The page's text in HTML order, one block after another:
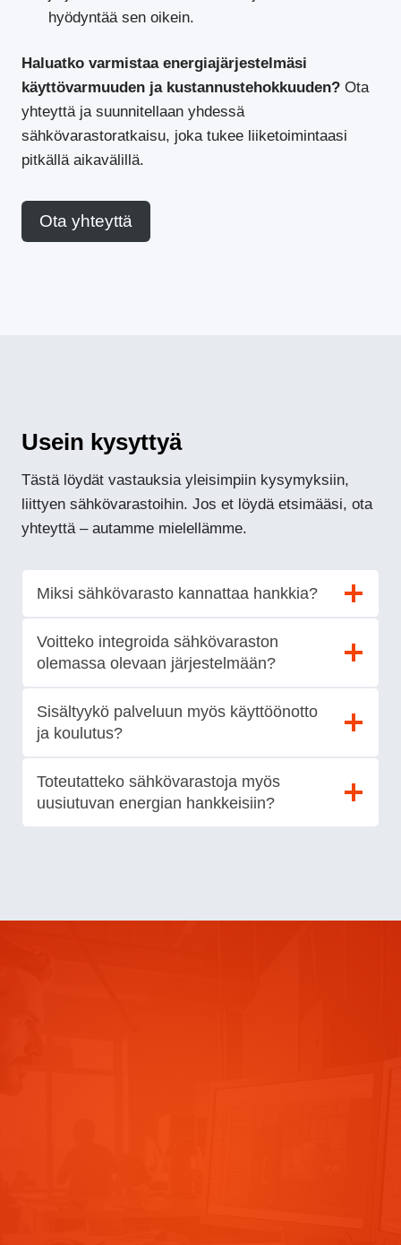
hyödyntää sen oikein.
Haluatko varmistaa energiajärjestelmäsi
käyttövarmuuden ja kustannustehokkuuden? Ota
yhteyttä ja suunnitellaan yhdessä
sähkövarastoratkaisu, joka tukee liiketoimintaasi
pitkällä aikavälillä.
Ota yhteyttä
Usein kysyttyä
Tästä löydät vastauksia yleisimpiin kysymyksiin,
liittyen sähkövarastoihin. Jos et löydä etsimääsi, ota
yhteyttä – autamme mielellämme.
Miksi sähkövarasto kannattaa hankkia?
Voitteko integroida sähkövaraston
olemassa olevaan järjestelmään?
Sisältyykö palveluun myös käyttöönotto
ja koulutus?
Toteutatteko sähkövarastoja myös
uusiutuvan energian hankkeisiin?